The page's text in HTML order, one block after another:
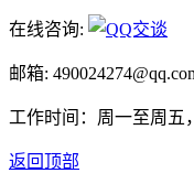
在线咨询:
邮箱:
工作时间：周一至周五
返回顶部